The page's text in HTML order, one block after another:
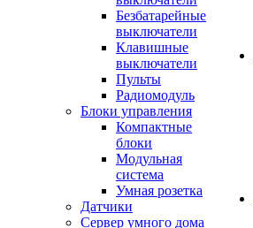
Безбатарейные
выключатели
Клавишные
выключатели
Пульты
Радиомодуль
Блоки управления
Компактные
блоки
Модульная
система
Умная розетка
Датчики
Сервер умного дома